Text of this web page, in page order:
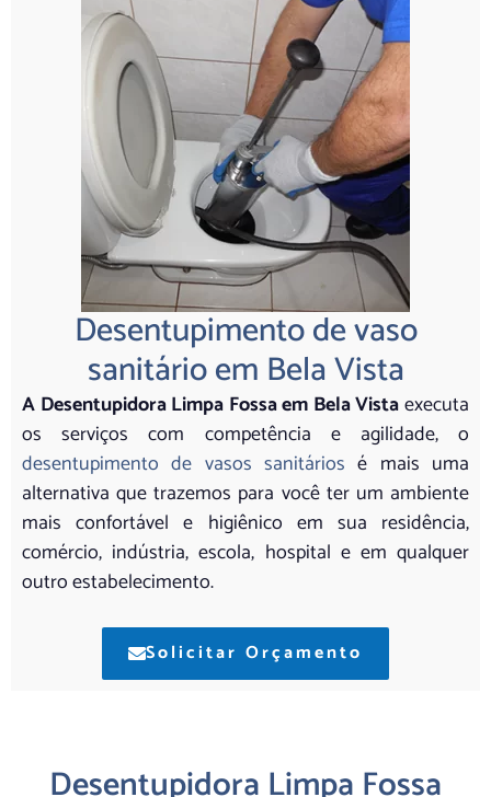
Desentupimento de vaso
sanitário em Bela Vista
A Desentupidora Limpa Fossa em Bela Vistaexecuta
os serviços com competência e agilidade, o
desentupimento de vasos sanitários é mais uma
alternativa que trazemos para você ter um ambiente
mais confortável e higiênico em sua residência,
comércio, indústria, escola, hospital e em qualquer
outro estabelecimento.
Solicitar Orçamento
Desentupidora Limpa Fossa